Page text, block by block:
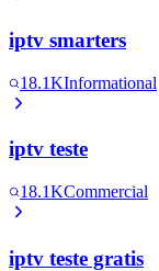
iptv smarters
18.1KInformational
iptv teste
18.1KCommercial
iptv teste gratis